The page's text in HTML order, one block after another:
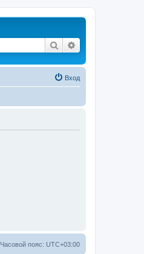
Поиск
Вход
Часовой пояс: UTC+03:00